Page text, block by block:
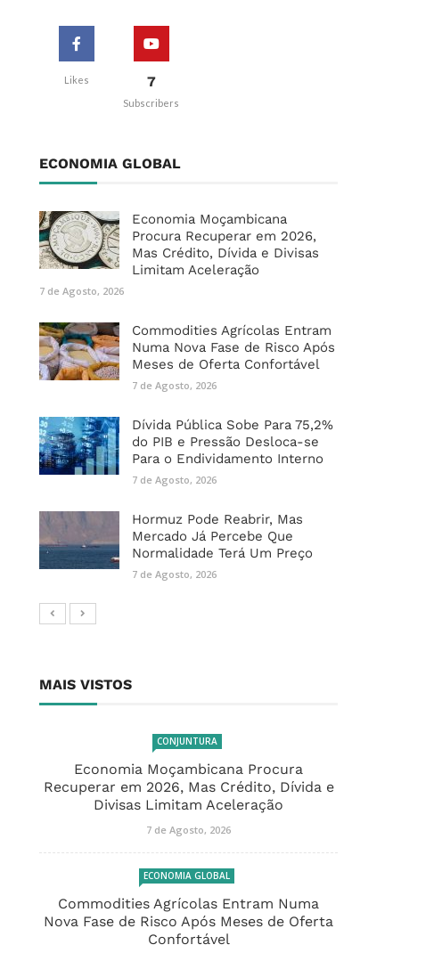
Likes 7
Subscribers
ECONOMIA GLOBAL
Economia Moçambicana
Procura Recuperar em 2026,
Mas Crédito, Dívida e Divisas
Limitam Aceleração
7 de Agosto, 2026
Commodities Agrícolas Entram
Numa Nova Fase de Risco Após
Meses de Oferta Confortável
7 de Agosto, 2026
Dívida Pública Sobe Para 75,2%
do PIB e Pressão Desloca-se
Para o Endividamento Interno
7 de Agosto, 2026
Hormuz Pode Reabrir, Mas
Mercado Já Percebe Que
Normalidade Terá Um Preço
7 de Agosto, 2026
MAIS VISTOS
CONJUNTURA
Economia Moçambicana Procura
Recuperar em 2026, Mas Crédito, Dívida e
Divisas Limitam Aceleração
7 de Agosto, 2026
ECONOMIA GLOBAL
Commodities Agrícolas Entram Numa
Nova Fase de Risco Após Meses de Oferta
Confortável